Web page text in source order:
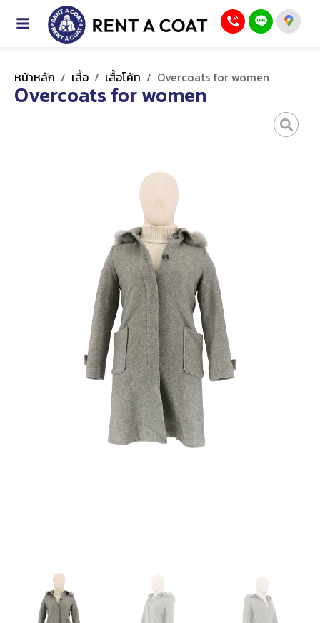
หน้าหลัก / เสื้อ / เสื้อโค้ท / Overcoats for women
Overcoats for women